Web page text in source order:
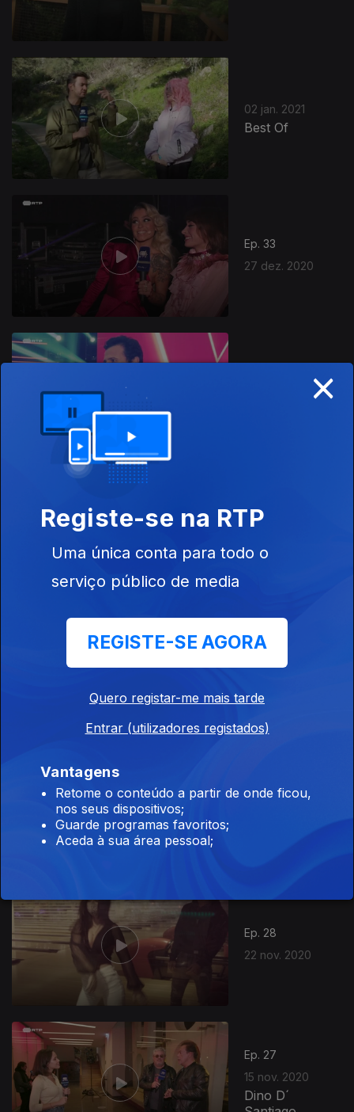
02 jan. 2021
Best Of
Ep. 33
27 dez. 2020
13 dez. 2020
Daniel e Agir
Ep. 29
Ep. 28
22 nov. 2020
Ep. 27
15 nov. 2020
Dino D´
×
Registe-se na RTP
Uma única conta para todo o
serviço público de media
REGISTE-SE AGORA
Quero registar-me mais tarde
Entrar (utilizadores registados)
Vantagens
Retome o conteúdo a partir de onde ficou,
nos seus dispositivos;
Guarde programas favoritos;
Aceda à sua área pessoal;